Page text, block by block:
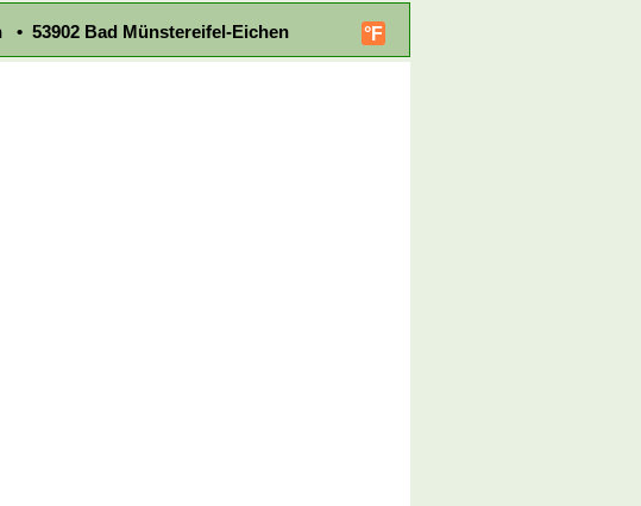
°F
• 53902 Bad Münstereifel-Eichen